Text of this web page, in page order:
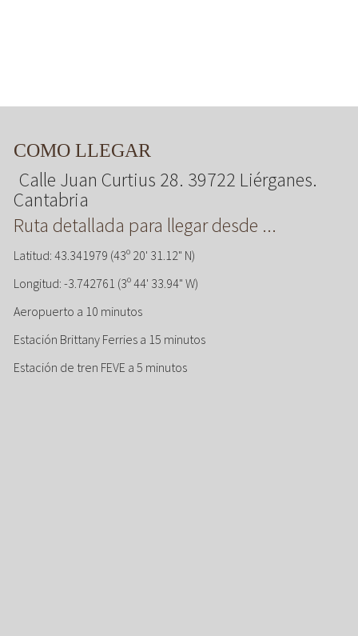
COMO LLEGAR
Calle Juan Curtius 28. 39722 Liérganes.
Cantabria
Ruta detallada para llegar desde ...
Latitud: 43.341979 (43º 20' 31.12" N)
Longitud: -3.742761 (3º 44' 33.94" W)
Aeropuerto a 10 minutos
Estación Brittany Ferries a 15 minutos
Estación de tren FEVE a 5 minutos